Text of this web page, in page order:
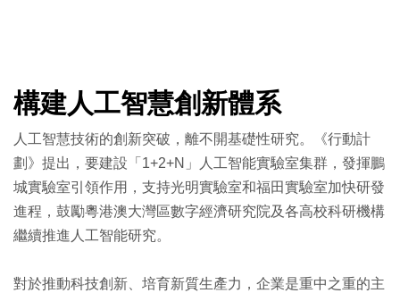
構建人工智慧創新體系
人工智慧技術的創新突破，離不開基礎性研究。《行動計
劃》提出，要建設「1+2+N」人工智能實驗室集群，發揮鵬
城實驗室引領作用，支持光明實驗室和福田實驗室加快研發
進程，鼓勵粵港澳大灣區數字經濟研究院及各高校科研機構
繼續推進人工智能研究。
對於推動科技創新、培育新質生產力，企業是重中之重的主